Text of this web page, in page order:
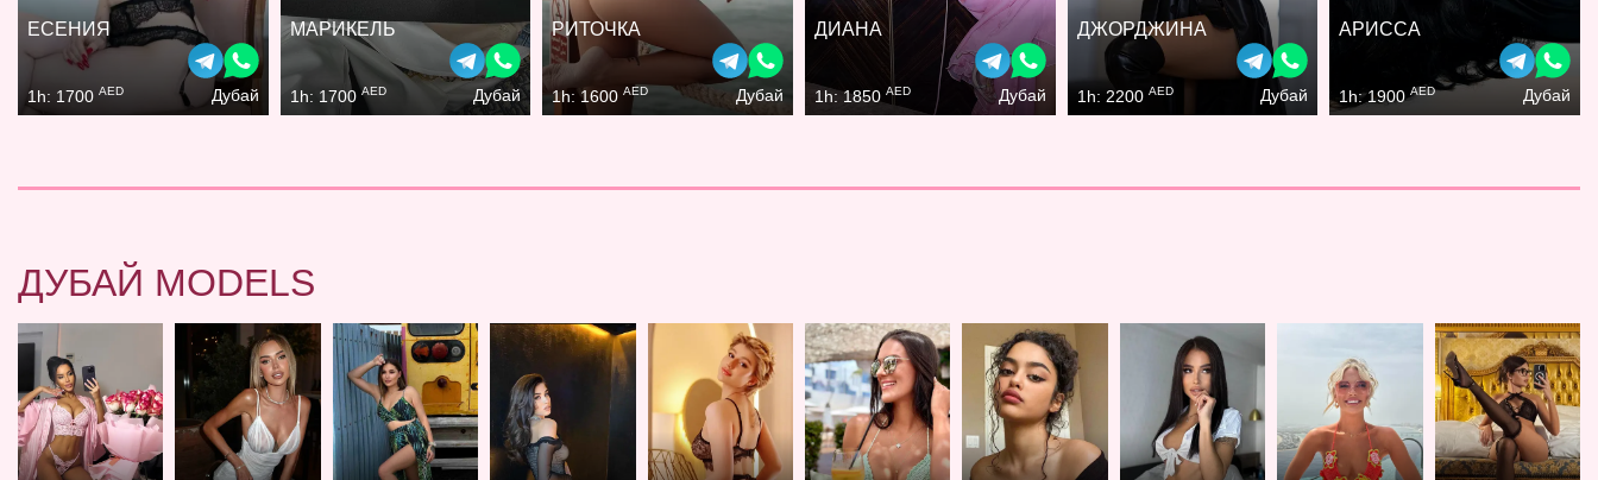
ЕСЕНИЯ
1h: 1700 AED Дубай
МАРИКЕЛЬ
1h: 1700 AED Дубай
РИТОЧКА
1h: 1600AED Дубай
ДИАНА
1h: 1850 AED Дубай
ДЖОРДЖИНА
1h: 2200 AED Дубай
АРИССА
1h: 1900AED Дубай
ДУБАЙ MODELS